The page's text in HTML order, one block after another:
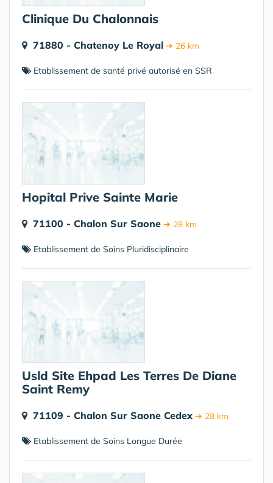
Clinique Du Chalonnais
71880 - Chatenoy Le Royal ➔ 26 km
Etablissement de santé privé autorisé en SSR
Hopital Prive Sainte Marie
71100 - Chalon Sur Saone ➔ 28 km
Etablissement de Soins Pluridisciplinaire
Usld Site Ehpad Les Terres De Diane
Saint Remy
71109 - Chalon Sur Saone Cedex ➔ 28 km
Etablissement de Soins Longue Durée